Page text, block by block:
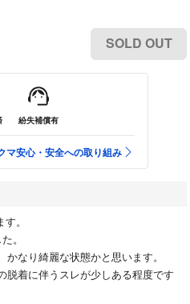
SOLD OUT
紛失補償有
マ安心・安全への取り組み
。
。
なり綺麗な状態かと思います。
脱着に伴うスレが少しある程度です